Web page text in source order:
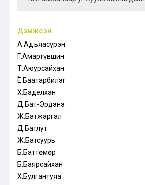
Дэмжсэн
А.Адъяасүрэн
Г.Амартүвшин
Т.Аюурсайхан
Ё.Баатарбилэг
Х.Баделхан
Д.Бат-Эрдэнэ
Ж.Батжаргал
Д.Батлут
Ж.Батсуурь
Б.Баттөмөр
Б.Баярсайхан
Х.Булгантуяа